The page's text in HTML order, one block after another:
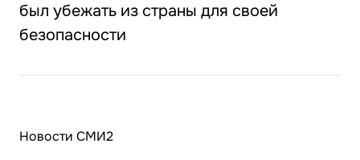
был убежать из страны для своей
безопасности
Новости СМИ2